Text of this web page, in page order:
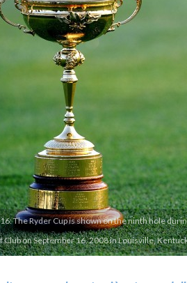
16: The Ryder Cup is shown on the ninth hole
Club on September 16, 2008 in Louisville,